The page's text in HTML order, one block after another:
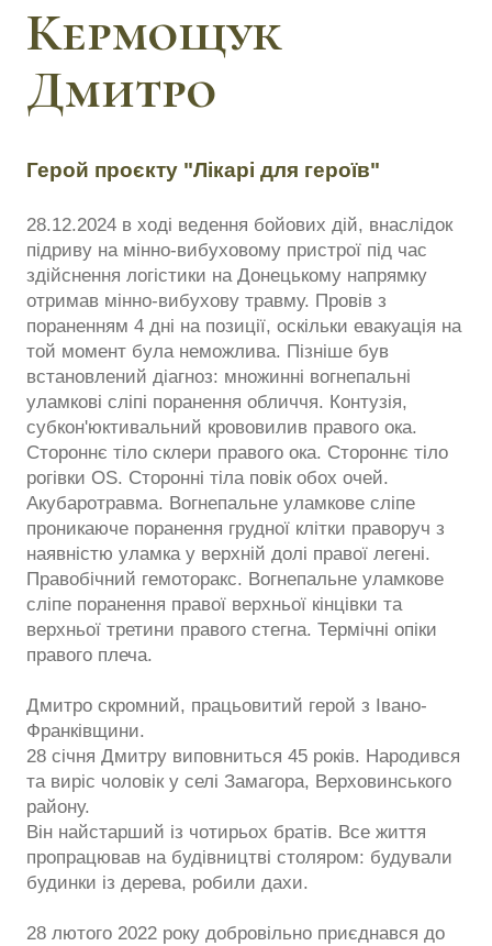
Кермощук
Дмитро
Герой проєкту "Лікарі для героїв"
28.12.2024 в ході ведення бойових дій, внаслідок
підриву на мінно-вибуховому пристрої під час
здійснення логістики на Донецькому напрямку
отримав мінно-вибухову травму. Провів з
пораненням 4 дні на позиції, оскільки евакуація на
той момент була неможлива. Пізніше був
встановлений діагноз: множинні вогнепальні
уламкові сліпі поранення обличчя. Контузія,
субкон'юктивальний крововилив правого ока.
Стороннє тіло склери правого ока. Стороннє тіло
рогівки OS. Сторонні тіла повік обох очей.
Акубаротравма. Вогнепальне уламкове сліпе
проникаюче поранення грудної клітки праворуч з
наявністю уламка у верхній долі правої легені.
Правобічний гемоторакс. Вогнепальне уламкове
сліпе поранення правої верхньої кінцівки та
верхньої третини правого стегна. Термічні опіки
правого плеча.
Дмитро скромний, працьовитий герой з Івано-
Франківщини.
28 січня Дмитру виповниться 45 років. Народився
та виріс чоловік у селі Замагора, Верховинського
району.
Він найстарший із чотирьох братів. Все життя
пропрацював на будівництві столяром: будували
будинки із дерева, робили дахи.
28 лютого 2022 року добровільно приєднався до